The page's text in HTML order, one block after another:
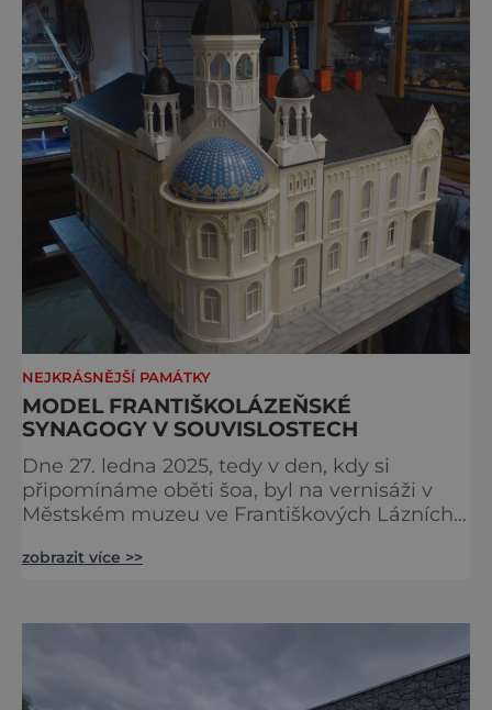
NEJKRÁSNĚJŠÍ PAMÁTKY
MODEL FRANTIŠKOLÁZEŇSKÉ
SYNAGOGY V SOUVISLOSTECH
Dne 27. ledna 2025, tedy v den, kdy si
připomínáme oběti šoa, byl na vernisáži v
Městském muzeu ve Františkových Lázních
nacisty zničena v roce 1938. Do lázeňského
některé události spojené s touto významnou
stavbou. [gallery ids="917
zobrazit více >>